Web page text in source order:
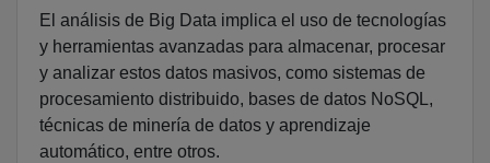
El análisis de Big Data implica el uso de tecnologías
y herramientas avanzadas para almacenar, procesar
y analizar estos datos masivos, como sistemas de
procesamiento distribuido, bases de datos NoSQL,
técnicas de minería de datos y aprendizaje
automático, entre otros.